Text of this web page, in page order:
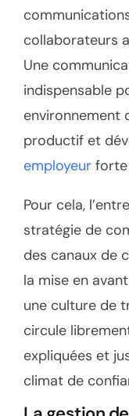
collaborateurs
Une
indispensable
environnement
productif et
employeur forte
Pour cela,
stratégie de
des canaux de
la mise en
une culture de
circule
expliquées et
climat de